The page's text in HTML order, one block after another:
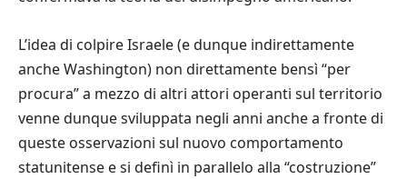
L’idea di colpire Israele (e dunque indirettamente
anche Washington) non direttamente bensì “per
procura” a mezzo di altri attori operanti sul territorio
venne dunque sviluppata negli anni anche a fronte di
queste osservazioni sul nuovo comportamento
statunitense e si definì in parallelo alla “costruzione”